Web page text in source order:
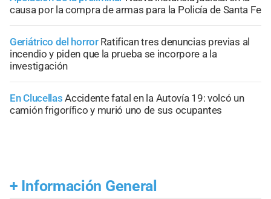
causa por la compra de armas para la Policía de Santa Fe
Geriátrico del horror Ratifican tres denuncias previas al
incendio y piden que la prueba se incorpore a la
investigación
En Clucellas Accidente fatal en la Autovía 19: volcó un
camión frigorífico y murió uno de sus ocupantes
+ Información General